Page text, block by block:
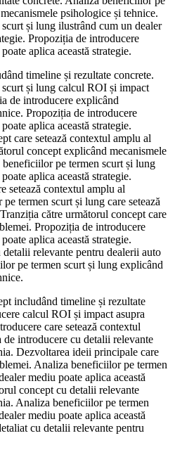
psihologice și tehnice.
și lung ilustrând cum un dealer
Propoziția de introducere
aplica această strategie.
timeline și rezultate concrete.
și lung calcul ROI și impact
de introducere explicând
Propoziția de introducere
aplica această strategie.
care setează contextul amplu al
concept explicând mecanismele
pe termen scurt și lung
aplica această strategie.
setează contextul amplu al
termen scurt și lung care setează
către următorul concept care
Propoziția de introducere
aplica această strategie.
relevante pentru dealerii auto
pe termen scurt și lung explicând
includând timeline și rezultate
calcul ROI și impact asupra
care setează contextul
introducere cu detalii relevante
Dezvoltarea ideii principale care
Analiza beneficiilor pe termen
mediu poate aplica această
concept cu detalii relevante
Analiza beneficiilor pe termen
mediu poate aplica această
cu detalii relevante pentru